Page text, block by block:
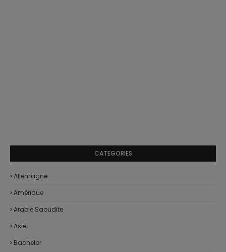
CATEGORIES
Allemagne
Amérique
Arabie Saoudite
Asie
Bachelor